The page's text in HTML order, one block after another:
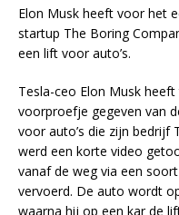
Elon Musk heeft voor het
startup The Boring
een lift voor auto’s.
Tesla-ceo Elon Musk
voorproefje gegeven van
voor auto’s die zijn bedrijf
werd een korte video
vanaf de weg via een
vervoerd. De auto wordt
waarna hij op een kar de